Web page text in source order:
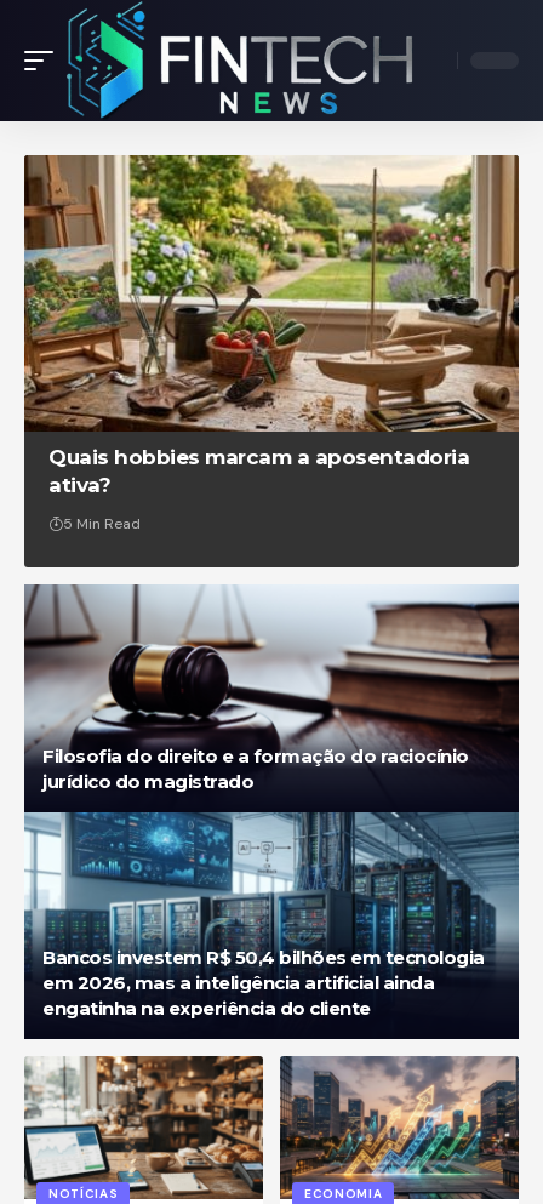
Diego Velázquez
Quais hobbies marcam a aposentadoria
ativa?
5 Min Read
Filosofia do direito e a formação do raciocínio
jurídico do magistrado
Bancos investem R$ 50,4 bilhões em tecnologia
em 2026, mas a inteligência artificial ainda
engatinha na experiência do cliente
NOTÍCIAS ECONOMIA